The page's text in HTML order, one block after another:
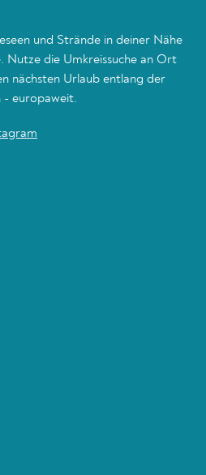
und Strände in deiner Nähe
Nutze die Umkreissuche an Ort
nächsten Urlaub entlang der
- europaweit.